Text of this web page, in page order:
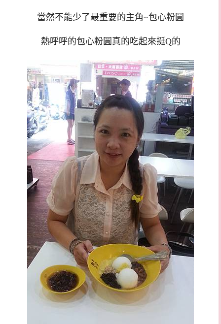
當然不能少了最重要的主角~包心粉圓
熱呼呼的包心粉圓真的吃起來挺Q的